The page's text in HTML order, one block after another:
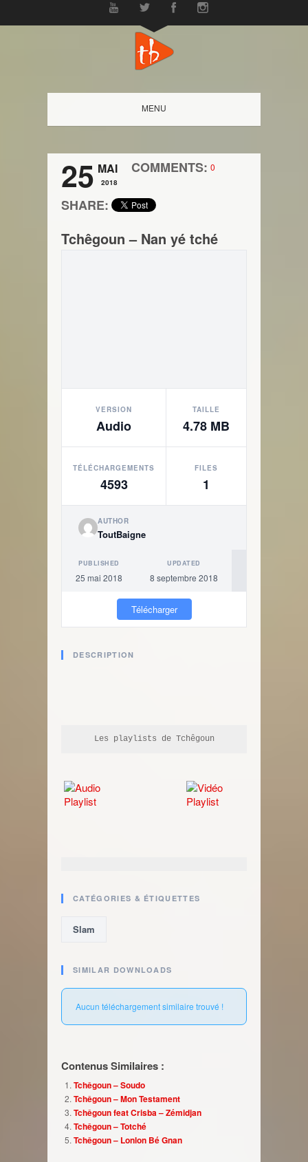
MENU
25 MAI
2018
COMMENTS: 0
SHARE:
Tchêgoun – Nan yé tché
VERSION
Audio
TAILLE
4.78 MB
TÉLÉCHARGEMENTS
4593
FILES
1
AUTHOR
ToutBaigne
PUBLISHED
25 mai 2018
UPDATED
8 septembre 2018
Télécharger
DESCRIPTION
Les playlists de Tchêgoun
CATÉGORIES & ÉTIQUETTES
Slam
SIMILAR DOWNLOADS
Aucun téléchargement similaire trouvé !
Contenus Similaires :
Tchêgoun – Soudo
Tchêgoun – Mon Testament
Tchêgoun feat Crisba – Zémidjan
Tchêgoun – Totché
Tchêgoun – Lonlon Bé Gnan